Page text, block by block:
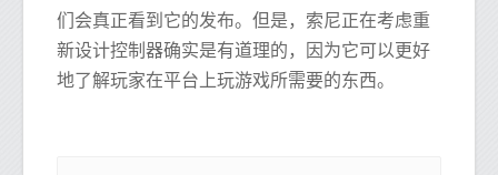
们会真正看到它的发布。但是，索尼正在考虑重
新设计控制器确实是有道理的，因为它可以更好
地了解玩家在平台上玩游戏所需要的东西。